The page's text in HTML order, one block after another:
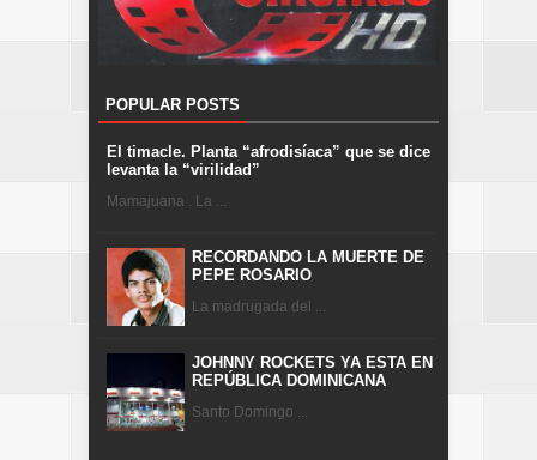
POPULAR POSTS
El timacle. Planta “afrodisíaca” que se dice
levanta la “virilidad”
Mamajuana . La ...
RECORDANDO LA MUERTE DE
PEPE ROSARIO
La madrugada del ...
JOHNNY ROCKETS YA ESTA EN
REPÚBLICA DOMINICANA
Santo Domingo ...